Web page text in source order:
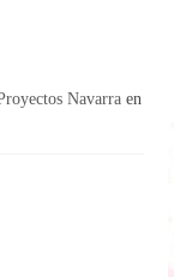
Navarra en